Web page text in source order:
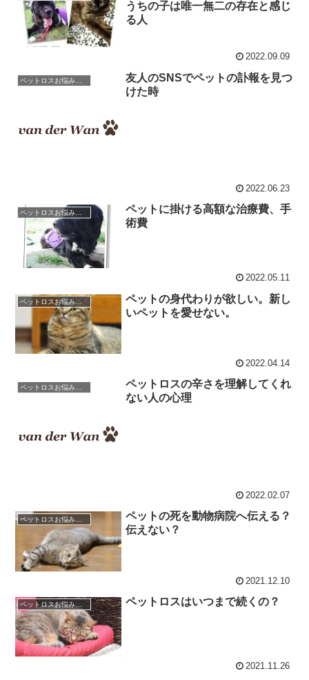
うちの子は唯一無二の存在と感じ
る人
2022.09.09
ペットロスお悩み相談室 / 良くある相談と克服のアドバイス
友人のSNSでペットの訃報を見つ
けた時
2022.06.23
ペットロスお悩み相談室 / 良くある相談と克服のアドバイス
ペットに掛ける高額な治療費、手
術費
2022.05.11
ペットロスお悩み相談室 / 良くある相談と克服のアドバイス
ペットの身代わりが欲しい。新し
いペットを愛せない。
2022.04.14
ペットロスお悩み相談室 / 良くある相談と克服のアドバイス
ペットロスの辛さを理解してくれ
ない人の心理
2022.02.07
ペットロスお悩み相談室 / 良くある相談と克服のアドバイス
ペットの死を動物病院へ伝える？
伝えない？
2021.12.10
ペットロスお悩み相談室 / 良くある相談と克服のアドバイス ペットロスはいつまで続くの？
2021.11.26